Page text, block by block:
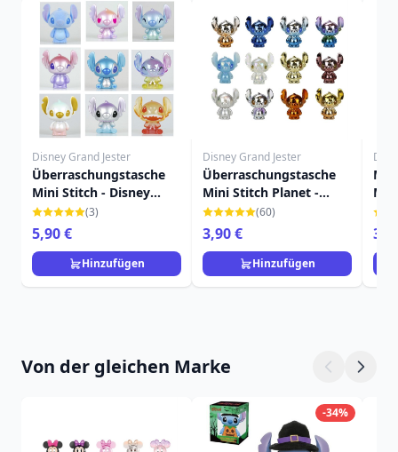
Disney Grand Jester
Überraschungstasche
Mini Stitch - Disney
Stitch
(3)
5,90 €
Hinzufügen
Disney Grand Jester
Überraschungstasche
Mini Stitch Planet -
Disney Stitch
(60)
3,90 €
Hinzufügen
Von der gleichen Marke
-34%